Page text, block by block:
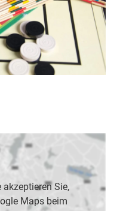
Sie,
Maps beim